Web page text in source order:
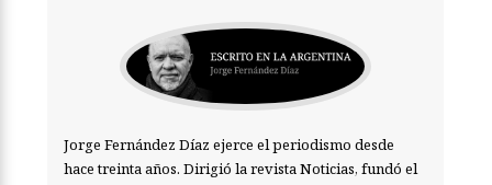
Jorge Fernández Díaz ejerce el periodismo desde
hace treinta años. Dirigió la revista Noticias, fundó el